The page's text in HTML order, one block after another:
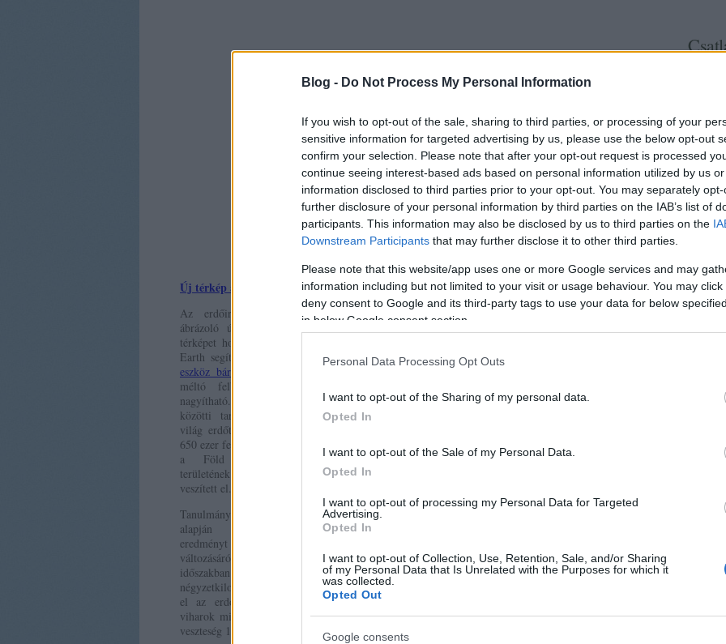
Blog - Do Not Process My Personal Information
If you wish to opt-out of the sale, sharing to third parties, or processing of your
sensitive information for targeted advertising by us, please use the below opt-out
confirm your selection. Please note that after your opt-out request is processed
continue seeing interest-based ads based on personal information utilized by us
information disclosed to third parties prior to your opt-out. You may separately
further disclosure of your personal information by third parties on the IAB’s list of
participants. This information may also be disclosed by us to third parties on the
Downstream Participants that may further disclose it to other third parties.
Please note that this website/app uses one or more Google services and may
information including but not limited to your visit or usage behaviour. You may
deny consent to Google and its third-party tags to use your data for below
in below Google consent section.
Personal Data Processing Opt Outs
I want to opt-out of the Sharing of my personal data.
Opted In
I want to opt-out of the Sale of my Personal Data.
Opted In
I want to opt-out of processing my Personal Data for Targeted
Advertising.
Opted In
I want to opt-out of Collection, Use, Retention, Sale, and/or Sharing
of my Personal Data that Is Unrelated with the Purposes for which it
was collected.
Opted Out
Google consents
Új térkép a globális erdőirtásról- Greenfo.hu
Az erdőirtás és -telepítés mértékét
ábrázoló új, nagy felbontású globális
térképet hoztak létre kutatók a Google
Earth segítségével. Az
interaktív online
eszköz bárkinek elérhető
méltó felbontással – 30 méter –
nagyítható. A térkép a 2000 és 2012
közötti tartományban mutatja meg a
világ erdőtakaróját a Landsat-7 műhold
650 ezer felvétele alapján. Ez időszakban
a Föld összességében Mongólia
területének megfelelő méretű erdőtakarót
veszített el.
Tanulmányuk a műholdas felvételek
alapján számos kulcsfontosságú
eredményt közöl az erdőtakarók
változásáról 2000 és 2012 között. Eme
időszakban a Föld 2,3 millió
négyzetkilométernyi erdőséget veszített
el az erdőirtás, tüzek, betegségek és
viharok miatt. Eközben 800 ezer négyzetkilométernyi új erdőre is szert tett, így összességében a nettó
veszteség 1,5 millió négyzetkilométer.